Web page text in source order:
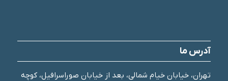
آدرس ما
تهران، خیابان خیام شمالی، بعد از خیابان صوراسرافیل، کوچه